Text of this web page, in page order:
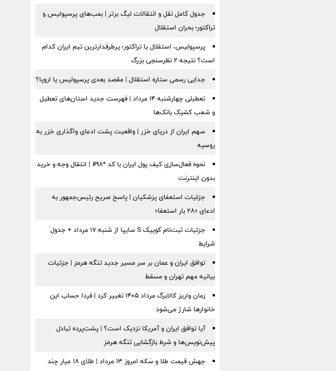
جدول کامل نقل و انتقالات لیگ برتر | بمب‌های پرسپولیس و
تراکتور؛ بحران استقلال
پرسپولیس، استقلال یا تراکتور؛ پرطرفدارترین تیم ایران کدام
است؟ نتیجه ۲ نظرسنجی بزرگ
جدایی رسمی ستاره استقلال | مقصد بعدی پرسپولیس یا اروپا؟
تعطیلی چهارشنبه ۱۴ مرداد | فهرست جدید استان‌های تعطیل
و شعب کشیک بانک‌ها
سهم ایران از دریای خزر | واقعیت پشت ادعای واگذاری خزر به
روسیه
نحوه فعال‌سازی کیف پول ایران با کد *98# | انتقال وجه و خرید
بدون اینترنت
جزئیات استعفای پزشکیان | پاسخ صریح رئیس‌جمهور به
ادعای «۲۸ بار استعفا»
جزئیات ثبت‌نام کوییک S سایپا از شنبه ۱۷ مرداد + جدول
شرایط
توافق ایران و عمان بر سر مسیر جدید تنگه هرمز | جزئیات
بیانیه مهم تهران و مسقط
زمان واریز کالابرگ مرداد ۱۴۰۵ تغییر کرد | فردا حساب این
خانوارها شارژ می‌شود
آیا توافق ایران و آمریکا نزدیک است؟ | پشت‌پرده تبادل
پیش‌نویس‌ها و شرط بازگشایی تنگه هرمز
جهش قیمت طلا و سکه امروز ۱۳ مرداد | طلای ۱۸ عیار چند